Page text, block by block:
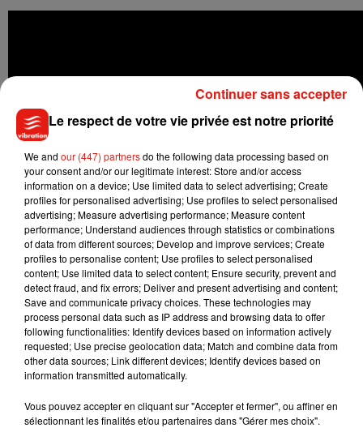
Musique
7 août 2026
Julien Lieb s’essaye à la vie de chatelain
dans son nouveau clip
Le respect de votre vie privée est notre priorité
We and our (447) partnersdo the following data processing based on
your consent and/or our legitimate interest: Store and/or access
information on a device; Use limited data to select advertising; Create
profiles for personalised advertising; Use profiles to select personalised
advertising; Measure advertising performance; Measure content
performance; Understand audiences through statistics or combinations
of data from different sources; Develop and improve services; Create
profiles to personalise content; Use profiles to select personalised
content; Use limited data to select content; Ensure security, prevent and
detect fraud, and fix errors; Deliver and present advertising and content;
Save and communicate privacy choices. These technologies may
process personal data such as IP address and browsing data to offer
following functionalities: Identify devices based on information actively
requested; Use precise geolocation data; Match and combine data from
other data sources; Link different devices; Identify devices based on
information transmitted automatically.
Vous pouvez accepter en cliquant sur "Accepter et fermer", ou affiner en
sélectionnant les finalités et/ou partenaires dans "Gérer mes choix".
Continuer sans accepter